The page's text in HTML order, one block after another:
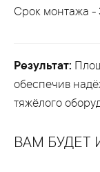
Срок монтажа -
Результат:
обеспечив
тяжёлого
ВАМ БУДЕТ